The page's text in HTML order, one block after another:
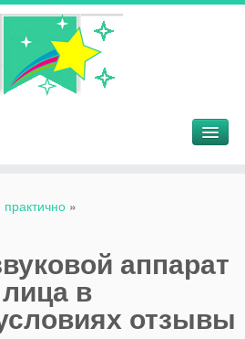
»
аппарат
в
отзывы